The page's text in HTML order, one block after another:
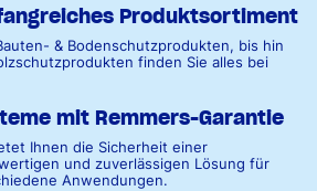
Produktsortiment
& Bodenschutzprodukten, bis hin
finden Sie alles bei
mit Remmers-Garantie
Ihnen die Sicherheit einer
und zuverlässigen Lösung für
Anwendungen.